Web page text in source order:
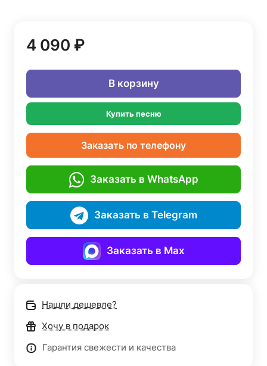
4 090 ₽
В корзину
Купить песню
Заказать по телефону
Заказать в WhatsApp
Заказать в Telegram
Заказать в Max
Нашли дешевле?
Хочу в подарок
Гарантия свежести и качества